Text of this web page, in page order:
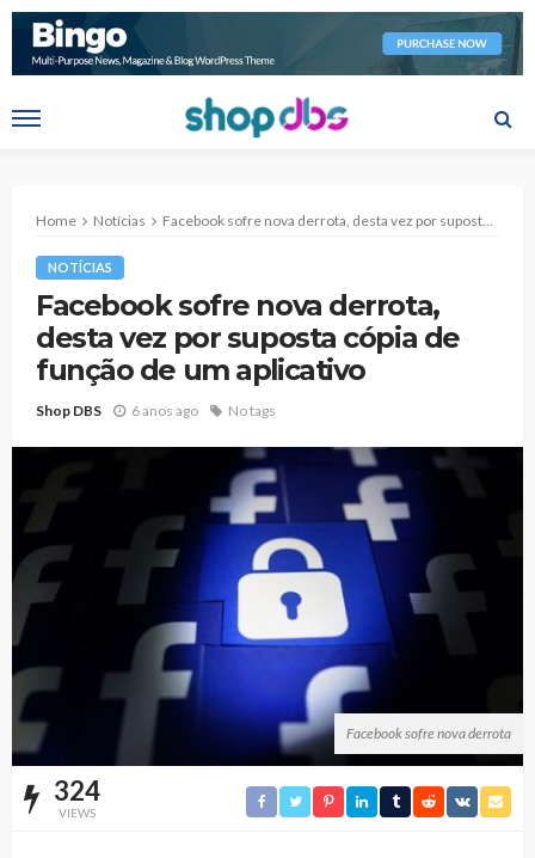
Home Notícias Facebook sofre nova derrota, desta vez por suposta cópia de função de um aplicativo
NOTÍCIAS
Facebook sofre nova derrota,
desta vez por suposta cópia de
função de um aplicativo
Shop DBS 6 anos ago No tags
Facebook sofre nova derrota
324
VIEWS